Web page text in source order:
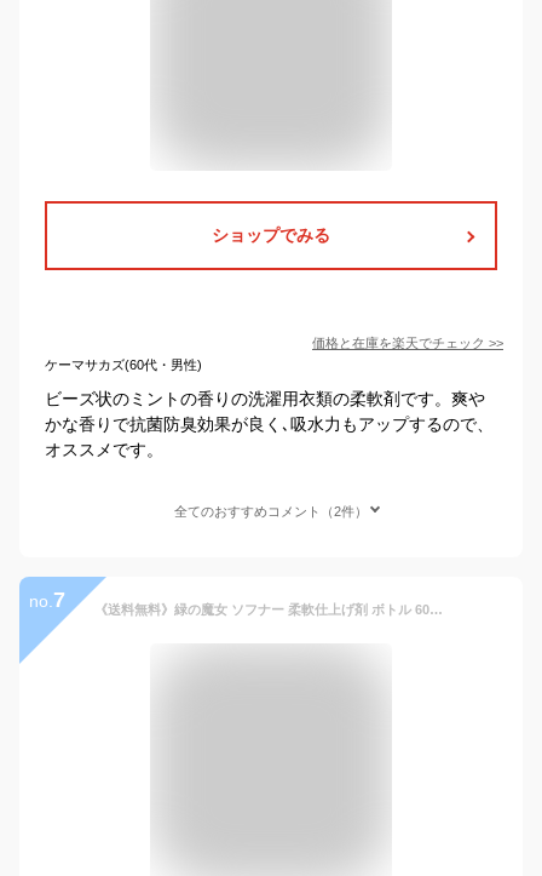
ショップでみる
価格と在庫を楽天でチェック >>
ケーマサカズ(60代・男性)
ビーズ状のミントの香りの洗濯用衣類の柔軟剤です。爽や
かな香りで抗菌防臭効果が良く､吸水力もアップするので、
オススメです。
全てのおすすめコメント（2件）
no. 7 《送料無料》緑の魔女 ソフナー 柔軟仕上げ剤 ボトル 600ml ＋ 詰替 2L シトラスハーブの香り【香り付き 柔軟剤 液体 柔軟仕上剤 衣類 洗たく シトラス ハーブ さわやか ふんわり 植物由来 本体 詰め替え 詰替え まとめ買い】